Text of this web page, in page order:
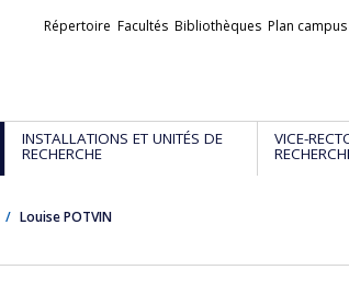
Liens
Répertoire Facultés Bibliothèques Plan campus
INSTALLATIONS ET UNITÉS DE
RECHERCHE
VICE-
Louise POTVIN